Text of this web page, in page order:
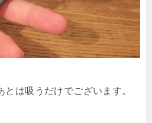
は吸うだけでございます。